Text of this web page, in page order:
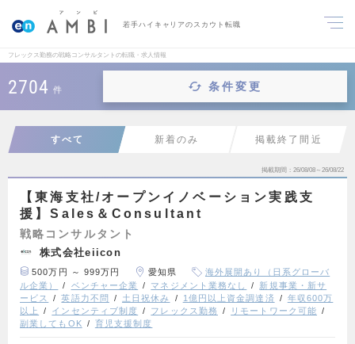
若手ハイキャリアのスカウト転職
フレックス勤務の戦略コンサルタントの転職・求人情報
2704 件 条件変更
すべて 新着のみ 掲載終了間近
掲載期間 26/08/08～26/08/22
【東海支社/オープンイノベーション実践支
援】Sales＆Consultant
戦略コンサルタント
株式会社eiicon
500万円 ～ 999万円 愛知県
海外展開あり（日系グローバ
ル企業）
ベンチャー企業 マネジメント業務なし
新規事業・新サ
ービス
英語力不問 土日祝休み 1億円以上資金調達済
年収600万
以上
インセンティブ制度 フレックス勤務
リモートワーク可能
副業してもOK
育児支援制度